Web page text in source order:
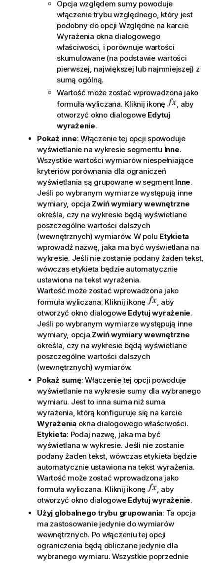
Opcja względem sumypowoduje
włączenie trybu względnego, który jest
podobny do opcji Względnena karcie
Wyrażenia okna dialogowego
właściwości, i porównuje wartości
skumulowane (na podstawie wartości
pierwszej, największej lub najmniejszej) z
sumą ogólną.
Wartość może zostać wprowadzona jako
formuła wyliczana. Kliknij ikonę
, aby
otworzyć okno dialogowe Edytuj
wyrażenie.
Pokaż inne: Włączenie tej opcji spowoduje
wyświetlanie na wykresie segmentu Inne.
Wszystkie wartości wymiarów niespełniające
kryteriów porównania dla ograniczeń
wyświetlania są grupowane w segment Inne.
Jeśli po wybranym wymiarze występują inne
wymiary, opcja Zwiń wymiary wewnętrzne
określa, czy na wykresie będą wyświetlane
poszczególne wartości dalszych
(wewnętrznych) wymiarów. W polu Etykieta
wprowadź nazwę, jaka ma być wyświetlana na
wykresie. Jeśli nie zostanie podany żaden tekst,
wówczas etykieta będzie automatycznie
ustawiona na tekst wyrażenia.
Wartość może zostać wprowadzona jako
formuła wyliczana. Kliknij ikonę
, aby
otworzyć okno dialogowe Edytuj wyrażenie.
Jeśli po wybranym wymiarze występują inne
wymiary, opcja Zwiń wymiary wewnętrzne
określa, czy na wykresie będą wyświetlane
poszczególne wartości dalszych
(wewnętrznych) wymiarów.
Pokaż sumę: Włączenie tej opcji powoduje
wyświetlanie na wykresie sumy dla wybranego
wymiaru. Jest to inna suma niż suma
wyrażenia, którą konfiguruje się na karcie
Wyrażenia okna dialogowego właściwości.
Etykieta: Podaj nazwę, jaka ma być
wyświetlana w wykresie. Jeśli nie zostanie
podany żaden tekst, wówczas etykieta będzie
automatycznie ustawiona na tekst wyrażenia.
Wartość może zostać wprowadzona jako
formuła wyliczana. Kliknij ikonę
, aby
otworzyć okno dialogowe Edytuj wyrażenie.
Użyj globalnego trybu grupowania: Ta opcja
ma zastosowanie jedynie do wymiarów
wewnętrznych. Po włączeniu tej opcji
ograniczenia będą obliczane jedynie dla
wybranego wymiaru. Wszystkie poprzednie